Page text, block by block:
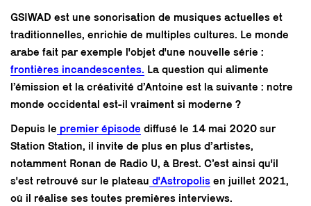
GSIWAD est une sonorisation de musiques actuelles et
traditionnelles, enrichie de multiples cultures. Le monde
arabe fait par exemple l'objet d'une nouvelle série :
frontières incandescentes. La question qui alimente
l’émission et la créativité d’Antoine est la suivante : notre
monde occidental est-il vraiment si moderne ?
Depuis le premier épisode diffusé le 14 mai 2020 sur
Station Station, il invite de plus en plus d’artistes,
notamment Ronan de Radio U, à Brest. C’est ainsi qu'il
s'est retrouvé sur le plateau d'Astropolis en juillet 2021,
où il réalise ses toutes premières interviews.